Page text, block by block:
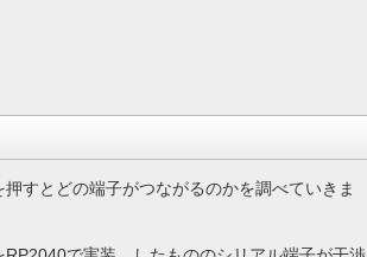
すとどの端子がつながるのかを調べていきま